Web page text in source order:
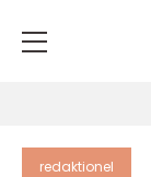
redaktionel